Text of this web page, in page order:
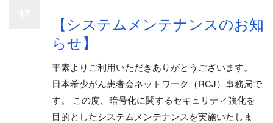
【システムメンテナンスのお知
らせ】
平素よりご利用いただきありがとうございます。
日本希少がん患者会ネットワーク（RCJ）事務局で
す。 この度、暗号化に関するセキュリティ強化を
目的としたシステムメンテナンスを実施いたしま